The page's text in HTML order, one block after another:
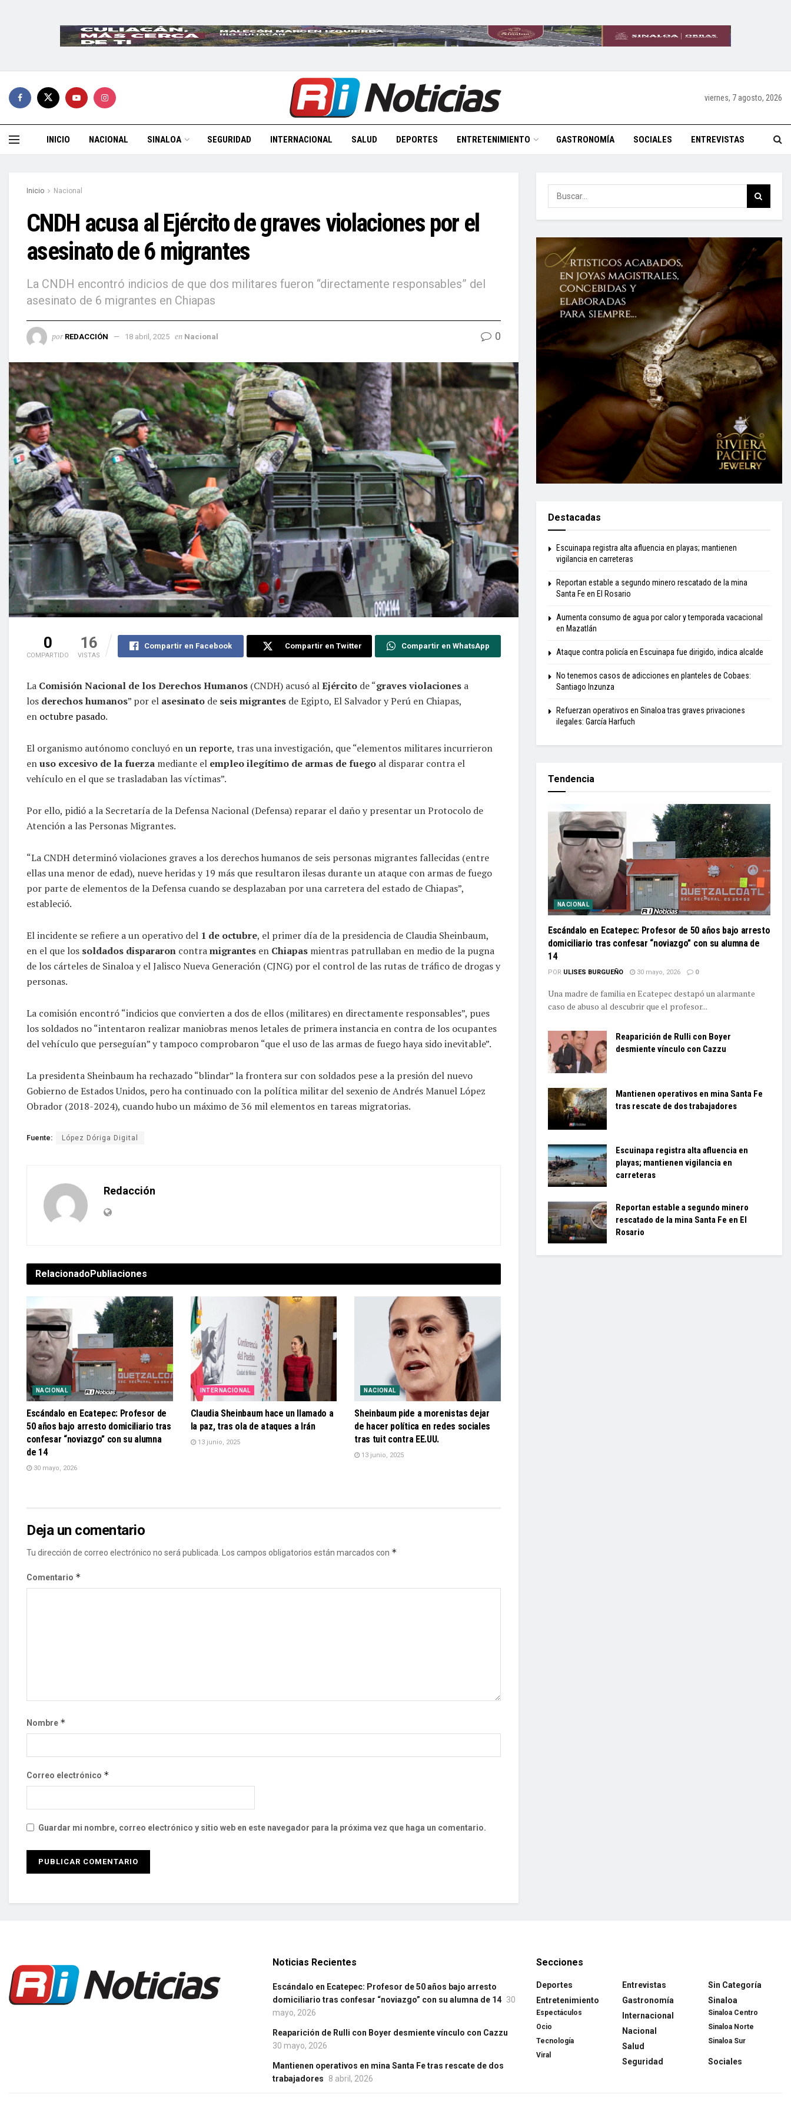
viernes, 7 agosto, 2026
INICIO NACIONAL SINALOA SEGURIDAD INTERNACIONAL SALUD DEPORTES ENTRETENIMIENTO GASTRONOMÍA SOCIALES ENTREVISTAS
Inicio Nacional
CNDH acusa al Ejército de graves violaciones por el
asesinato de 6 migrantes
La CNDH encontró indicios de que dos militares fueron “directamente responsables” del
asesinato de 6 migrantes en Chiapas
por REDACCIÓN 18 abril, 2025 en Nacional 0
0
COMPARTIDO
16
VISTAS
Compartir en Facebook Compartir en Twitter Compartir en WhatsApp
La Comisión Nacional de los Derechos Humanos (CNDH) acusó alEjército de “graves violaciones a
los derechos humanos” por el asesinato de seismigrantes de Egipto, El Salvador y Perú en Chiapas,
en octubre pasado.
El organismo autónomo concluyó enun reporte, tras una investigación, que “elementos militares incurrieron
enuso excesivo de la fuerza mediante el empleo ilegítimo de armas de fuego al disparar contra el
vehículo en el que se trasladaban las víctimas”.
Por ello, pidió a la Secretaría de la Defensa Nacional (Defensa) reparar el daño y presentar un Protocolo de
Atención a las Personas Migrantes.
“La CNDH determinó violaciones graves a los derechos humanos de seis personas migrantes fallecidas (entre
ellas una menor de edad), nueve heridas y 19 más que resultaron ilesas durante un ataque con armas de fuego
por parte de elementos de la Defensa cuando se desplazaban por una carretera del estado de Chiapas”,
estableció.
El incidente se refiere a un operativo del 1 de octubre, el primer día de la presidencia de Claudia Sheinbaum,
en el que los soldados dispararon contramigrantes en Chiapas mientras patrullaban en medio de la pugna
de los cárteles de Sinaloa y el Jalisco Nueva Generación (CJNG) por el control de las rutas de tráfico de drogas y
personas.
La comisión encontró “indicios que convierten a dos de ellos (militares) en directamente responsables”, pues
los soldados no “intentaron realizar maniobras menos letales de primera instancia en contra de los ocupantes
del vehículo que perseguían” y tampoco comprobaron “que el uso de las armas de fuego haya sido inevitable”.
La presidenta Sheinbaum ha rechazado “blindar” la frontera sur con soldados pese a la presión del nuevo
Gobierno de Estados Unidos, pero ha continuado con la política militar del sexenio de Andrés Manuel López
Obrador (2018-2024), cuando hubo un máximo de 36 mil elementos en tareas migratorias.
Fuente: López Dóriga Digital
Redacción
RelacionadoPubliaciones
NACIONAL
Escándalo en Ecatepec: Profesor de
50 años bajo arresto domiciliario tras
confesar “noviazgo” con su alumna
de 14
30 mayo, 2026
INTERNACIONAL
Claudia Sheinbaum hace un llamado a
la paz, tras ola de ataques a Irán
13 junio, 2025
NACIONAL
Sheinbaum pide a morenistas dejar
de hacer política en redes sociales
tras tuit contra EE.UU.
13 junio, 2025
Deja un comentario
Tu dirección de correo electrónico no será publicada. Los campos obligatorios están marcados con *
Comentario *
Nombre *
Correo electrónico *
Guardar mi nombre, correo electrónico y sitio web en este navegador para la próxima vez que haga un comentario.
Destacadas
Escuinapa registra alta afluencia en playas; mantienen
vigilancia en carreteras
Reportan estable a segundo minero rescatado de la mina
Santa Fe en El Rosario
Aumenta consumo de agua por calor y temporada vacacional
en Mazatlán
Ataque contra policía en Escuinapa fue dirigido, indica alcalde
No tenemos casos de adicciones en planteles de Cobaes:
Santiago Inzunza
Refuerzan operativos en Sinaloa tras graves privaciones
ilegales: García Harfuch
Tendencia
NACIONAL
Escándalo en Ecatepec: Profesor de 50 años bajo arresto
domiciliario tras confesar “noviazgo” con su alumna de
14
POR ULISES BURGUEÑO 30 mayo, 2026 0
Una madre de familia en Ecatepec destapó un alarmante
caso de abuso al descubrir que el profesor...
Reaparición de Rulli con Boyer
desmiente vínculo con Cazzu
Mantienen operativos en mina Santa Fe
tras rescate de dos trabajadores
Escuinapa registra alta afluencia en
playas; mantienen vigilancia en
carreteras
Reportan estable a segundo minero
rescatado de la mina Santa Fe en El
Rosario
Noticias Recientes
Escándalo en Ecatepec: Profesor de 50 años bajo arresto
domiciliario tras confesar “noviazgo” con su alumna de 14 30
mayo, 2026
Reaparición de Rulli con Boyer desmiente vínculo con Cazzu
30 mayo, 2026
Mantienen operativos en mina Santa Fe tras rescate de dos
trabajadores
8 abril, 2026
Secciones
Deportes
Entretenimiento
Espectáculos
Ocio
Tecnología
Viral
Entrevistas
Gastronomía
Internacional
Nacional
Salud
Seguridad
Sin Categoría
Sinaloa
Sinaloa Centro
Sinaloa Norte
Sinaloa Sur
Sociales